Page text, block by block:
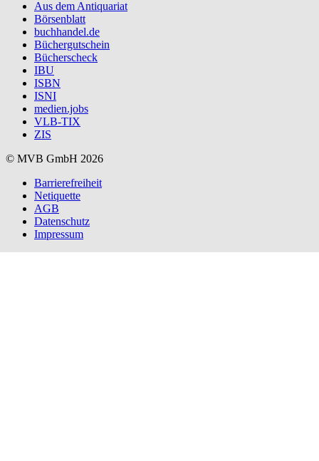
Aus dem Antiquariat
Börsenblatt
buchhandel.de
Büchergutschein
Bücherscheck
IBU
ISBN
ISNI
medien.jobs
VLB-TIX
ZIS
© MVB GmbH 2026
Barrierefreiheit
Netiquette
AGB
Datenschutz
Impressum